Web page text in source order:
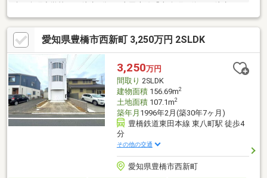
分！
愛知県豊橋市西新町 3,250万円 2SLDK
3,250万円
間取り 2SLDK
建物面積156.69m2
土地面積107.1m2
築年月 1996年2月(築30年7ヶ月)
豊橋鉄道東田本線 東八町駅 徒歩4
分
その他の交通
愛知県豊橋市西新町